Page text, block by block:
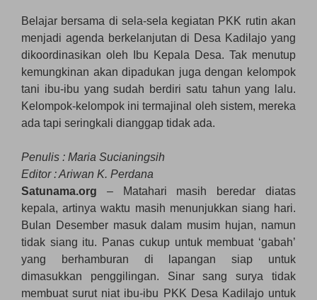
Belajar bersama di sela-sela kegiatan PKK rutin akan
menjadi agenda berkelanjutan di Desa Kadilajo yang
dikoordinasikan oleh Ibu Kepala Desa. Tak menutup
kemungkinan akan dipadukan juga dengan kelompok
tani ibu-ibu yang sudah berdiri satu tahun yang lalu.
Kelompok-kelompok ini termajinal oleh sistem, mereka
ada tapi seringkali dianggap tidak ada.
Penulis : Maria Sucianingsih
Editor : Ariwan K. Perdana
Satunama.org – Matahari masih beredar diatas
kepala, artinya waktu masih menunjukkan siang hari.
Bulan Desember masuk dalam musim hujan, namun
tidak siang itu. Panas cukup untuk membuat ‘gabah’
yang berhamburan di lapangan siap untuk
dimasukkan penggilingan. Sinar sang surya tidak
membuat surut niat ibu-ibu PKK Desa Kadilajo untuk